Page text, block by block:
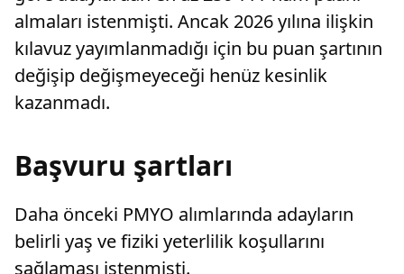
almaları istenmişti. Ancak 2026 yılına ilişkin
kılavuz yayımlanmadığı için bu puan şartının
değişip değişmeyeceği henüz kesinlik
kazanmadı.
Başvuru şartları
Daha önceki PMYO alımlarında adayların
belirli yaş ve fiziki yeterlilik koşullarını
sağlaması istenmişti.